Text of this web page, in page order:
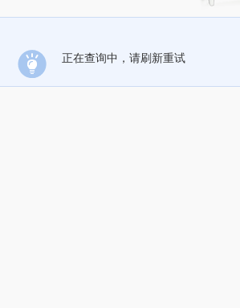
正在查询中，请刷新重试